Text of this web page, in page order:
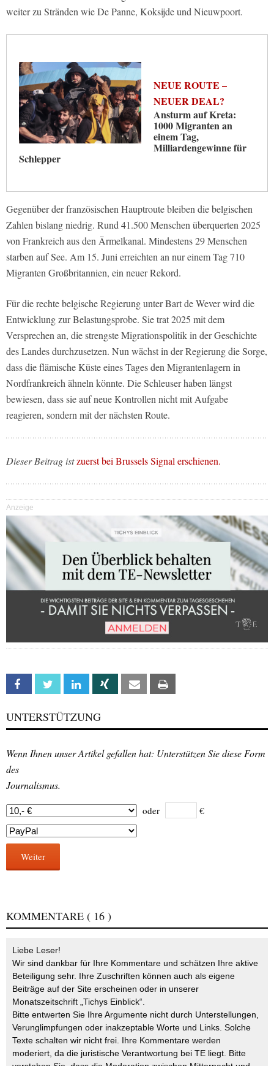
weiter zu Stränden wie De Panne, Koksijde und Nieuwpoort.
NEUE ROUTE –
NEUER DEAL?
Ansturm auf Kreta:
1000 Migranten an
einem Tag,
Milliardengewinne für
Schlepper
Gegenüber der französischen Hauptroute bleiben die belgischen
Zahlen bislang niedrig. Rund 41.500 Menschen überquerten 2025
von Frankreich aus den Ärmelkanal. Mindestens 29 Menschen
starben auf See. Am 15. Juni erreichten an nur einem Tag 710
Migranten Großbritannien, ein neuer Rekord.
Für die rechte belgische Regierung unter Bart de Wever wird die
Entwicklung zur Belastungsprobe. Sie trat 2025 mit dem
Versprechen an, die strengste Migrationspolitik in der Geschichte
des Landes durchzusetzen. Nun wächst in der Regierung die Sorge,
dass die flämische Küste eines Tages den Migrantenlagern in
Nordfrankreich ähneln könnte. Die Schleuser haben längst
bewiesen, dass sie auf neue Kontrollen nicht mit Aufgabe
reagieren, sondern mit der nächsten Route.
Dieser Beitrag istzuerst bei Brussels Signal erschienen.
Anzeige
Facebook Twitter Linkedin Xing Email
UNTERSTÜTZUNG
Wenn Ihnen unser Artikel gefallen hat: Unterstützen Sie diese Form
des
Journalismus.
oder €
Weiter
KOMMENTARE ( 16 )
Liebe Leser!
Wir sind dankbar für Ihre Kommentare und schätzen Ihre aktive
Beteiligung sehr. Ihre Zuschriften können auch als eigene
Beiträge auf der Site erscheinen oder in unserer
Monatszeitschrift „Tichys Einblick“.
Bitte entwerten Sie Ihre Argumente nicht durch Unterstellungen,
Verunglimpfungen oder inakzeptable Worte und Links. Solche
Texte schalten wir nicht frei. Ihre Kommentare werden
moderiert, da die juristische Verantwortung bei TE liegt. Bitte